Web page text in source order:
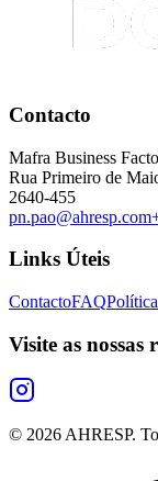
Contacto
Mafra Business
Rua Primeiro de
2640-455
pn.pao@ahresp.com
Links Úteis
ContactoFAQ
Visite as nossas
© 2026AHRESP.